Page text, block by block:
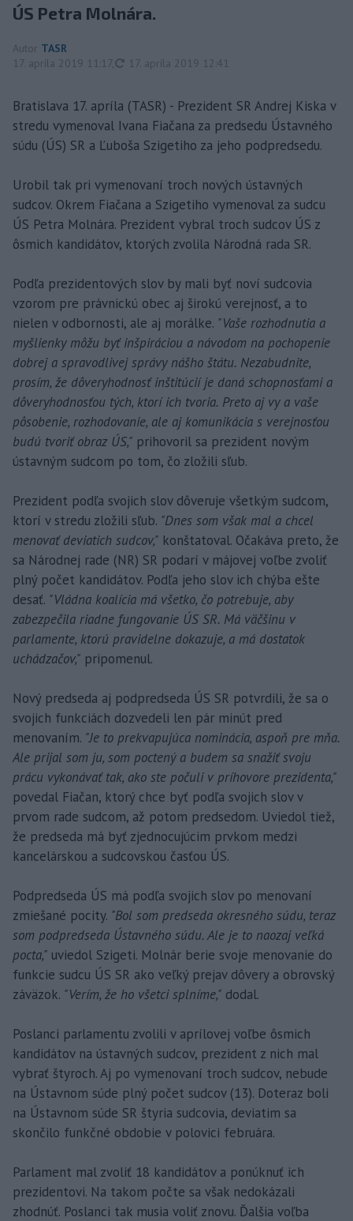
ÚS Petra Molnára.
Autor TASR
17. apríla 2019 11:17
aktualizované
17. apríla 2019 12:41
Bratislava 17. apríla (TASR) - Prezident SR Andrej Kiska v
stredu vymenoval Ivana Fiačana za predsedu Ústavného
súdu (ÚS) SR a Ľuboša Szigetiho za jeho podpredsedu.
Urobil tak pri vymenovaní troch nových ústavných
sudcov. Okrem Fiačana a Szigetiho vymenoval za sudcu
ÚS Petra Molnára. Prezident vybral troch sudcov ÚS z
ôsmich kandidátov, ktorých zvolila Národná rada SR.
Podľa prezidentových slov by mali byť noví sudcovia
vzorom pre právnickú obec aj širokú verejnosť, a to
nielen v odbornosti, ale aj morálke. "Vaše rozhodnutia a
myšlienky môžu byť inšpiráciou a návodom na pochopenie
dobrej a spravodlivej správy nášho štátu. Nezabudnite,
prosím, že dôveryhodnosť inštitúcií je daná schopnosťami a
dôveryhodnosťou tých, ktorí ich tvoria. Preto aj vy a vaše
pôsobenie, rozhodovanie, ale aj komunikácia s verejnosťou
budú tvoriť obraz ÚS," prihovoril sa prezident novým
ústavným sudcom po tom, čo zložili sľub.
Prezident podľa svojich slov dôveruje všetkým sudcom,
ktorí v stredu zložili sľub. "Dnes som však mal a chcel
menovať deviatich sudcov," konštatoval. Očakáva preto, že
sa Národnej rade (NR) SR podarí v májovej voľbe zvoliť
plný počet kandidátov. Podľa jeho slov ich chýba ešte
desať. "Vládna koalícia má všetko, čo potrebuje, aby
zabezpečila riadne fungovanie ÚS SR. Má väčšinu v
parlamente, ktorú pravidelne dokazuje, a má dostatok
uchádzačov," pripomenul.
Nový predseda aj podpredseda ÚS SR potvrdili, že sa o
svojich funkciách dozvedeli len pár minút pred
menovaním. "Je to prekvapujúca nominácia, aspoň pre mňa.
Ale prijal som ju, som poctený a budem sa snažiť svoju
prácu vykonávať tak, ako ste počuli v príhovore prezidenta,"
povedal Fiačan, ktorý chce byť podľa svojich slov v
prvom rade sudcom, až potom predsedom. Uviedol tiež,
že predseda má byť zjednocujúcim prvkom medzi
kancelárskou a sudcovskou časťou ÚS.
Podpredseda ÚS má podľa svojich slov po menovaní
zmiešané pocity. "Bol som predseda okresného súdu, teraz
som podpredseda Ústavného súdu. Ale je to naozaj veľká
pocta," uviedol Szigeti. Molnár berie svoje menovanie do
funkcie sudcu ÚS SR ako veľký prejav dôvery a obrovský
záväzok. "Verím, že ho všetci splníme," dodal.
Poslanci parlamentu zvolili v aprílovej voľbe ôsmich
kandidátov na ústavných sudcov, prezident z nich mal
vybrať štyroch. Aj po vymenovaní troch sudcov, nebude
na Ústavnom súde plný počet sudcov (13). Doteraz boli
na Ústavnom súde SR štyria sudcovia, deviatim sa
skončilo funkčné obdobie v polovici februára.
Parlament mal zvoliť 18 kandidátov a ponúknuť ich
prezidentovi. Na takom počte sa však nedokázali
zhodnúť. Poslanci tak musia voliť znovu. Ďalšia voľba